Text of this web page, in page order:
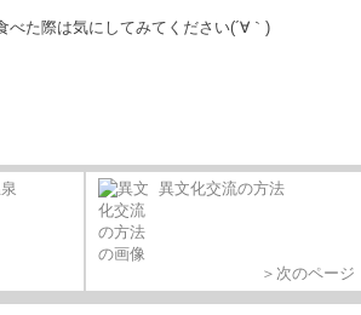
べた際は気にしてみてください(´∀｀)
異文化交流の方法
＞次のページ